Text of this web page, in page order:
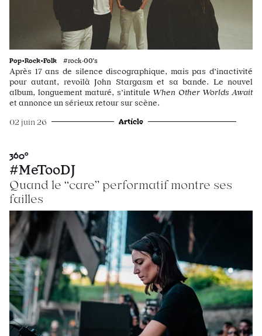
Pop•Rock•Folk #rock·00's
Après 17 ans de silence discographique, mais pas d’inactivité
pour autant, revoilà John Stargasm et sa bande. Le nouvel
album, longuement maturé, s’intitule When Other Worlds Await
et annonce un sérieux retour sur scène.
02 juin 26 Article
360°
#MeTooDJ
Quand le “care” performatif montre ses
failles